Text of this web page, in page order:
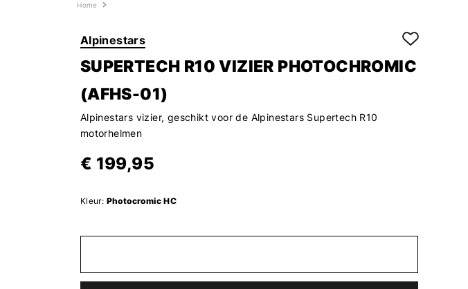
Home
Alpinestars
SUPERTECH R10 VIZIER PHOTOCHROMIC
(AFHS-01)
Alpinestars vizier, geschikt voor de Alpinestars Supertech R10
motorhelmen
€ 199,95
Kleur: Photocromic HC